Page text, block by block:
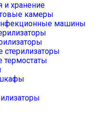
и хранение
камеры
машины
термостаты